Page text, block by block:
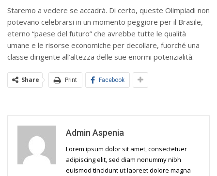
Staremo a vedere se accadrà. Di certo, queste Olimpiadi non
potevano celebrarsi in un momento peggiore per il Brasile,
eterno “paese del futuro” che avrebbe tutte le qualità
umane e le risorse economiche per decollare, fuorché una
classe dirigente all’altezza delle sue enormi potenzialità.
Share Print Facebook
Admin Aspenia
Lorem ipsum dolor sit amet, consectetuer
adipiscing elit, sed diam nonummy nibh
euismod tincidunt ut laoreet dolore magna